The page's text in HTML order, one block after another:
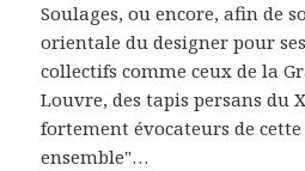
Soulages, ou encore, afin de
orientale du designer pour
collectifs comme ceux de la
Louvre, des tapis persans du
fortement évocateurs de cette
ensemble"…